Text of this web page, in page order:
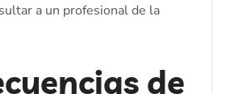
a un profesional de la
de